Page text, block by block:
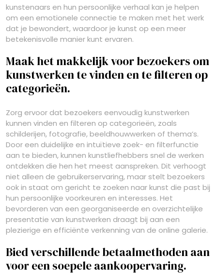
kunstenaars en hun persoonlijke verhaal kan je helpen
om een emotionele connectie te maken met het werk
dat je bewondert, waardoor je kunst op een meer
betekenisvolle manier kunt ervaren.
Maak het makkelijk voor bezoekers om
kunstwerken te vinden en te filteren op
categorieën.
Zorg ervoor dat bezoekers eenvoudig kunstwerken
kunnen vinden en filteren op categorieën, zoals
schilderijen, fotografie, beeldhouwwerken of thema’s.
Door een duidelijke en intuïtieve zoek- en filterfunctie
aan te bieden, kunnen kunstliefhebbers snel de werken
ontdekken die hen het meest aanspreken. Dit verhoogt
niet alleen de gebruikerservaring, maar stelt bezoekers
ook in staat om gericht te zoeken naar kunst die past bij
hun persoonlijke voorkeuren en interesses. Het
bevorderen van een georganiseerde en overzichtelijke
presentatie van kunstwerken draagt bij aan een
plezierige en efficiënte verkenning van de online galerie.
Bied verschillende betaalmethoden aan
voor een soepele aankoopervaring.